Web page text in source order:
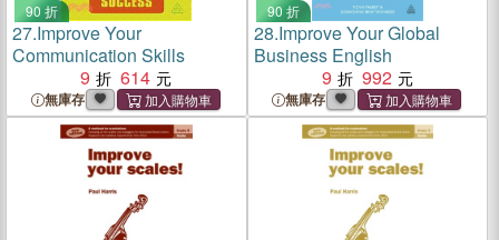
90 折
27.Improve Your
Communication Skills
9
614
無庫存
90 折
28.Improve Your Global
Business English
9
992
無庫存